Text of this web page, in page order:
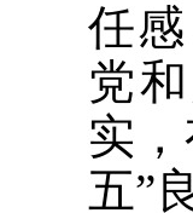
任
党
实
五”